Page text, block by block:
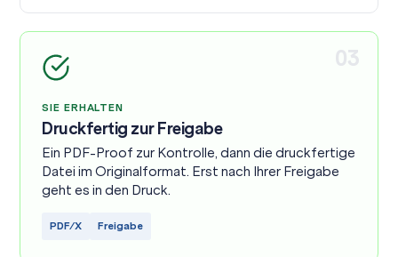
03
SIE ERHALTEN
Druckfertig zur Freigabe
Ein PDF-Proof zur Kontrolle, dann die druckfertige
Datei im Originalformat. Erst nach Ihrer Freigabe
geht es in den Druck.
PDF/X Freigabe